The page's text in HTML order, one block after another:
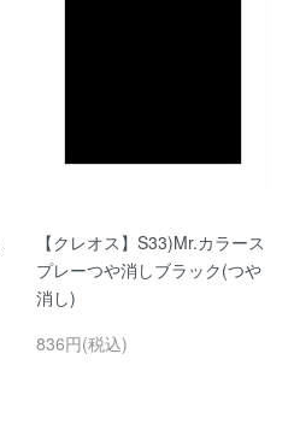
【クレオス】S33)Mr.カラース
プレーつや消しブラック(つや
消し)
836円(税込)